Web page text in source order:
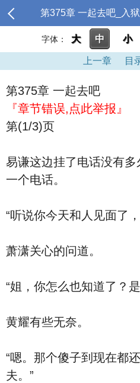
第375章 一起去吧_入
字体： 大 中 小
上一章 目
第375章 一起去吧
『章节错误,点此举报』
第(1/3)页
易谦这边挂了电话没有
一个电话。
“听说你今天和人见面了
萧潇关心的问道。
“姐，你怎么也知道了？
黄耀有些无奈。
“嗯。那个傻子到现在都
夫。”